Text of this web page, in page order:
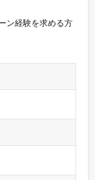
ン経験を求める方